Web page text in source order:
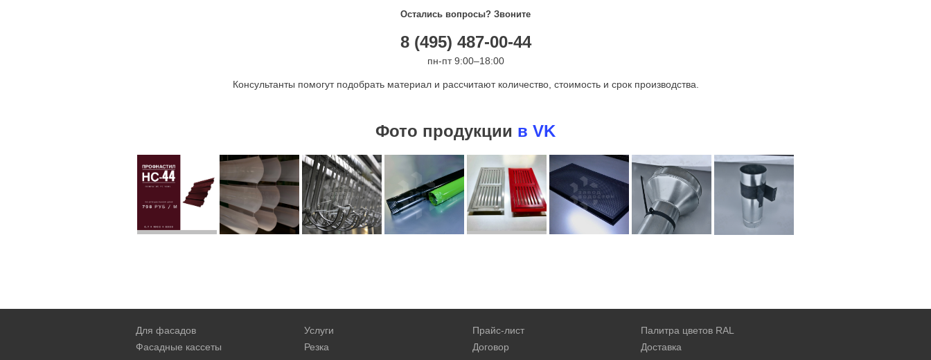
Остались вопросы? Звоните
8 (495) 487-00-44
пн-пт 9:00–18:00
Консультанты помогут подобрать материал и рассчитают количество, стоимость и срок производства.
Фото продукции в VK
Для фасадов
Фасадные кассеты
Услуги
Резка
Прайс-лист
Договор
Палитра цветов RAL
Доставка